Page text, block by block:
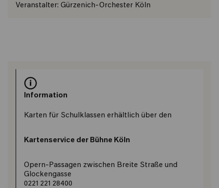
Veranstalter: Gürzenich-Orchester Köln
Information
Karten für Schulklassen erhältlich über den
Kartenservice der Bühne Köln
Opern-Passagen zwischen Breite Straße und
Glockengasse
0221 221 28400